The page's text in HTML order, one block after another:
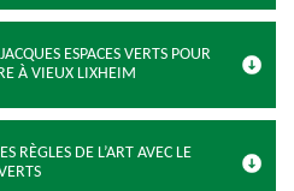
ESPACES VERTS POUR
À VIEUX LIXHEIM
RÈGLES DE L’ART AVEC LE